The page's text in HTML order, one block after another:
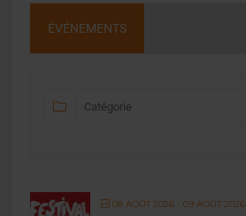
ÉVÉNEMENTS
08 AOÛT 2026- 09 AOÛT 2026